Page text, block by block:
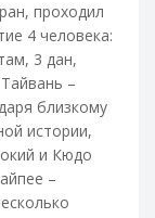
проходил
4 человека:
3 дан,
–
близкому
истории,
и Кюдо
–